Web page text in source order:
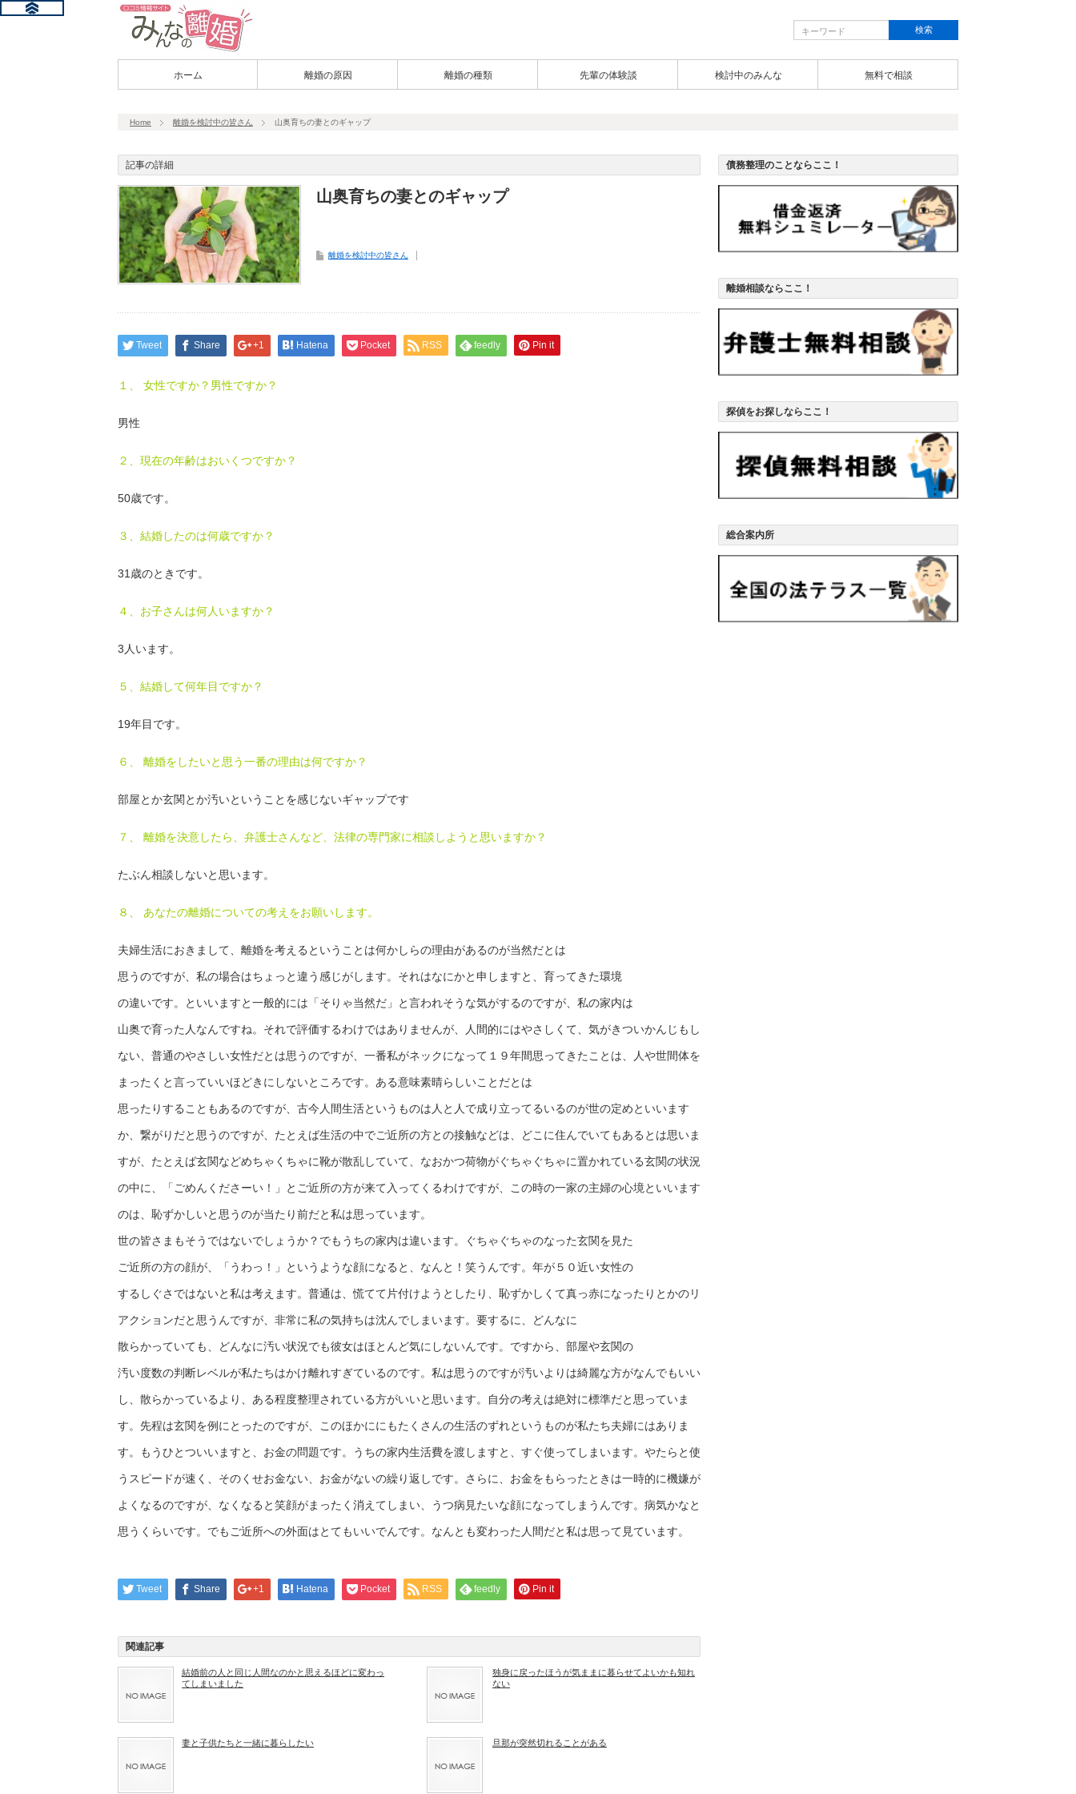
ホーム 離婚の原因 離婚の種類 先輩の体験談 検討中のみんな 無料で相談
Home 離婚を検討中の皆さん 山奥育ちの妻とのギャップ
記事の詳細
山奥育ちの妻とのギャップ
離婚を検討中の皆さん
Tweet Share +1 Hatena Pocket RSS feedly Pin it
１、 女性ですか？男性ですか？
男性
２、現在の年齢はおいくつですか？
50歳です。
３、結婚したのは何歳ですか？
31歳のときです。
４、お子さんは何人いますか？
3人います。
５、結婚して何年目ですか？
19年目です。
６、 離婚をしたいと思う一番の理由は何ですか？
部屋とか玄関とか汚いということを感じないギャップです
７、 離婚を決意したら、弁護士さんなど、法律の専門家に相談しようと思いますか？
たぶん相談しないと思います。
８、 あなたの離婚についての考えをお願いします。
夫婦生活におきまして、離婚を考えるということは何かしらの理由があるのが当然だとは
思うのですが、私の場合はちょっと違う感じがします。それはなにかと申しますと、育ってきた環境
の違いです。といいますと一般的には「そりゃ当然だ」と言われそうな気がするのですが、私の家内は
山奥で育った人なんですね。それで評価するわけではありませんが、人間的にはやさしくて、気がきついかんじもし
ない、普通のやさしい女性だとは思うのですが、一番私がネックになって１９年間思ってきたことは、人や世間体を
まったくと言っていいほどきにしないところです。ある意味素晴らしいことだとは
思ったりすることもあるのですが、古今人間生活というものは人と人で成り立ってるいるのが世の定めといいます
か、繋がりだと思うのですが、たとえば生活の中でご近所の方との接触などは、どこに住んでいてもあるとは思いま
すが、たとえば玄関などめちゃくちゃに靴が散乱していて、なおかつ荷物がぐちゃぐちゃに置かれている玄関の状況
の中に、「ごめんくださーい！」とご近所の方が来て入ってくるわけですが、この時の一家の主婦の心境といいます
のは、恥ずかしいと思うのが当たり前だと私は思っています。
世の皆さまもそうではないでしょうか？でもうちの家内は違います。ぐちゃぐちゃのなった玄関を見た
ご近所の方の顔が、「うわっ！」というような顔になると、なんと！笑うんです。年が５０近い女性の
するしぐさではないと私は考えます。普通は、慌てて片付けようとしたり、恥ずかしくて真っ赤になったりとかのリ
アクションだと思うんですが、非常に私の気持ちは沈んでしまいます。要するに、どんなに
散らかっていても、どんなに汚い状況でも彼女はほとんど気にしないんです。ですから、部屋や玄関の
汚い度数の判断レベルが私たちはかけ離れすぎているのです。私は思うのですが汚いよりは綺麗な方がなんでもいい
し、散らかっているより、ある程度整理されている方がいいと思います。自分の考えは絶対に標準だと思っていま
す。先程は玄関を例にとったのですが、このほかににもたくさんの生活のずれというものが私たち夫婦にはありま
す。もうひとついいますと、お金の問題です。うちの家内生活費を渡しますと、すぐ使ってしまいます。やたらと使
うスピードが速く、そのくせお金ない、お金がないの繰り返しです。さらに、お金をもらったときは一時的に機嫌が
よくなるのですが、なくなると笑顔がまったく消えてしまい、うつ病見たいな顔になってしまうんです。病気かなと
思うくらいです。でもご近所への外面はとてもいいでんです。なんとも変わった人間だと私は思って見ています。
Tweet Share +1 Hatena Pocket RSS feedly Pin it
関連記事
結婚前の人と同じ人間なのかと思えるほどに変わっ
てしまいました
独身に戻ったほうが気ままに暮らせてよいかも知れ
ない
妻と子供たちと一緒に暮らしたい 旦那が突然切れることがある
債務整理のことならここ！
離婚相談ならここ！
探偵をお探しならここ！
総合案内所